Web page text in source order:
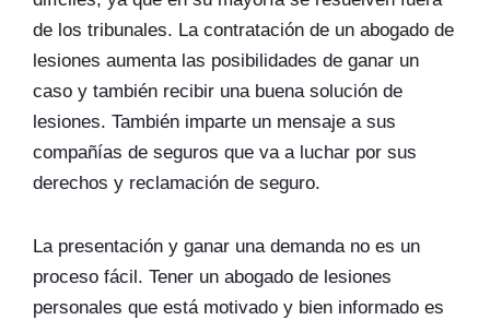
de los tribunales. La contratación de un abogado de
lesiones aumenta las posibilidades de ganar un
caso y también recibir una buena solución de
lesiones. También imparte un mensaje a sus
compañías de seguros que va a luchar por sus
derechos y reclamación de seguro.
La presentación y ganar una demanda no es un
proceso fácil. Tener un abogado de lesiones
personales que está motivado y bien informado es